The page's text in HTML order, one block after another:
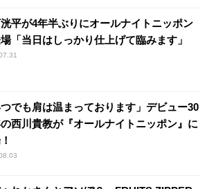
平が4年半ぶりにオールナイトニッポン
「当日はしっかり仕上げて臨みます」
つでも肩は温まっております」デビュー30
西川貴教が『オールナイトニッポン』に